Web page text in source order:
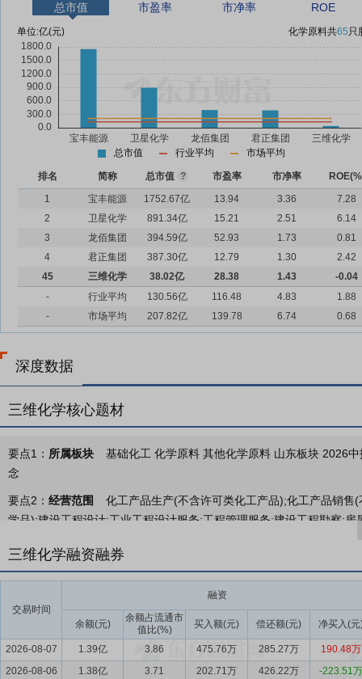
总市值 市盈率 市净率 ROE
单位:亿(元) 化学原料共65只
总市值 行业平均 市场平均
排名 简称 总市值 ? 市盈率 市净率
1
宝丰能源 1752.67亿 13.94 3.36
7.28
2
卫星化学 891.34亿 15.21 2.51
6.14
3
龙佰集团 394.59亿 52.93 1.73
0.81
4
君正集团 387.30亿 12.79 1.30
2.42
45
三维化学 38.02亿 28.38 1.43
-0.04
-
行业平均 130.56亿 116.48 4.83
1.88
-
市场平均 207.82亿 139.78 6.74 0.68
深度数据
三维化学核心题材
要点1： 所属板块
基础化工 化学原料 其他化学原料 山东板块 2026
念
要点2： 经营范围
化工产品生产(不含许可类化工产品);化工产品销
学品);建设工程设计;工业工程设计服务;工程管理服务;建设工程勘察;
造;日用化学产品制造;日用化学产品销售;打字复印;绘图、计算及测量
销售;特种设备安装改造修理;金属材料销售;金属结构销售;建筑材料销
要点3：化工石化技术和产品研发、工程技术服务、催化剂及基础化工
化工原材料生产销售于一体、“科技+工程+实业”互驱联动发展的科
块降本增效，充分发挥科技引领、工程支撑、实业赋能的一体化发展
要点4：石化行业
从行业发展来看，2025年，石化行业规模以上企
三维化学融资融券
交易时间
融资
余额(元)
余额占流通市
值比(%)
买入额(元) 偿还额(元) 净买入(元
2026-08-07 1.39亿 3.86 475.76万 285.27万
190.48万
2026-08-06
1.38亿 3.71 202.71万 426.22万
-223.51万